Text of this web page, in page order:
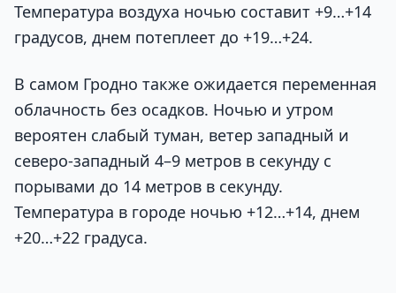
Температура воздуха ночью составит +9…+14
градусов, днем потеплеет до +19…+24.
В самом Гродно также ожидается переменная
облачность без осадков. Ночью и утром
вероятен слабый туман, ветер западный и
северо-западный 4–9 метров в секунду с
порывами до 14 метров в секунду.
Температура в городе ночью +12…+14, днем
+20…+22 градуса.